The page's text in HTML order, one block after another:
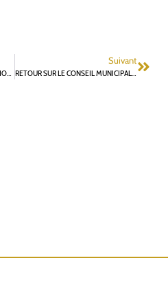
L’IMPACT DE LA NON-CONSTRUCTION SUR LE NIVEAU DES IMPÔTS LOCAUX PAR J.M. DURAND
Suivant
RETOUR SUR LE CONSEIL MUNICIPAL DU 8 AVRIL PAR LES ÉLUS VERTS DE FAR